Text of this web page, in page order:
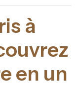
à
en un